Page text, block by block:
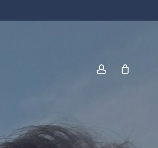
account
Close